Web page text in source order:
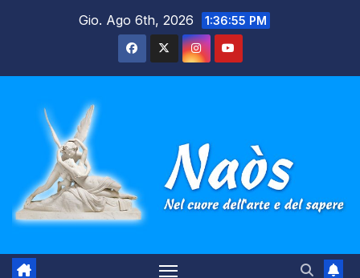
Gio. Ago 6th, 2026 1:36:56 PM